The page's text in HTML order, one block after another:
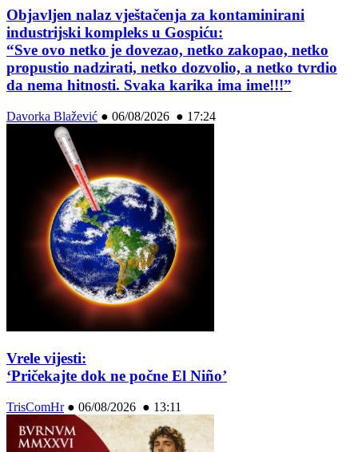
Objavljen nalaz vještačenja za kontaminirani
industrijski kompleks u Gospiću:
“Sve ovo netko je dovezao, netko zakopao, netko
propustio nadzirati, netko dozvolio, a netko tvrdio
da nema hitnosti. Svaka karika ima ime!!!”
Davorka Blažević ● 06/08/2026 ● 17:24
Vrele vijesti:
‘Pričekajte dok ne počne El Niño’
TrisComHr● 06/08/2026 ● 13:11